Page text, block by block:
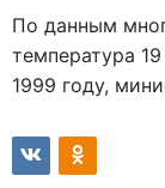
По данным
температура
1999 году,